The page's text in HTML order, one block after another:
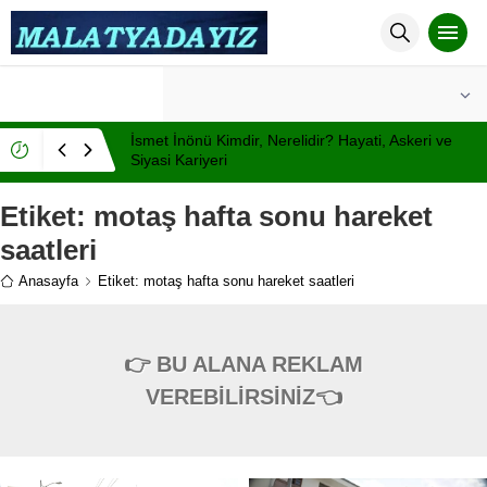
İsmet İnönü Kimdir, Nerelidir? Hayati, Askeri ve
Siyasi Kariyeri
Etiket: motaş hafta sonu hareket
saatleri
Anasayfa Etiket: motaş hafta sonu hareket saatleri
👉 BU ALANA REKLAM
VEREBİLİRSİNİZ👈